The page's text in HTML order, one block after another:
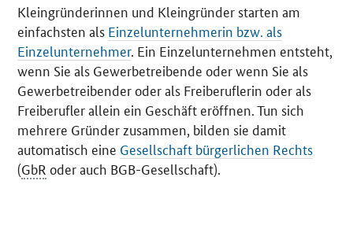
Kleingründerinnen und Kleingründer starten am
einfachsten als Einzelunternehmerin bzw. als
Einzelunternehmer. Ein Einzelunternehmen entsteht,
wenn Sie als Gewerbetreibende oder wenn Sie als
Gewerbetreibender oder als Freiberuflerin oder als
Freiberufler allein ein Geschäft eröffnen. Tun sich
mehrere Gründer zusammen, bilden sie damit
automatisch eine Gesellschaft bürgerlichen Rechts
(GbR oder auch BGB-Gesellschaft).